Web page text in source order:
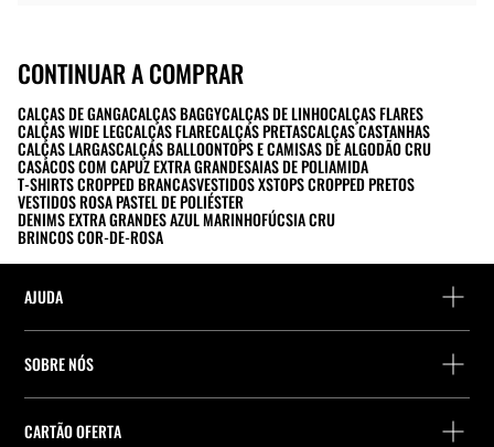
CONTINUAR A COMPRAR
CALÇAS DE GANGACALÇAS BAGGYCALÇAS DE LINHOCALÇAS FLARES
CALÇAS WIDE LEGCALÇAS FLARECALÇAS PRETASCALÇAS CASTANHAS
CALÇAS LARGASCALÇAS BALLOONTOPS E CAMISAS DE ALGODÃO CRU
CASACOS COM CAPUZ EXTRA GRANDESAIAS DE POLIAMIDA
T-SHIRTS CROPPED BRANCASVESTIDOS XSTOPS CROPPED PRETOS
VESTIDOS ROSA PASTEL DE POLIÉSTER
DENIMS EXTRA GRANDES AZUL MARINHOFÚCSIA CRU
BRINCOS COR-DE-ROSA
AJUDA
Localiza a tua encomenda
Localizador de pontos de entrega
SOBRE NÓS
Empresa
CARTÃO OFERTA